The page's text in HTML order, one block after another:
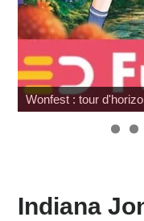
des éditeurs
Indiana